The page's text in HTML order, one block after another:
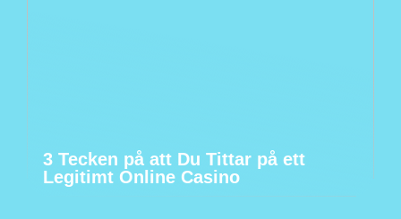
3 Tecken på att Du Tittar på ett
Legitimt Online Casino